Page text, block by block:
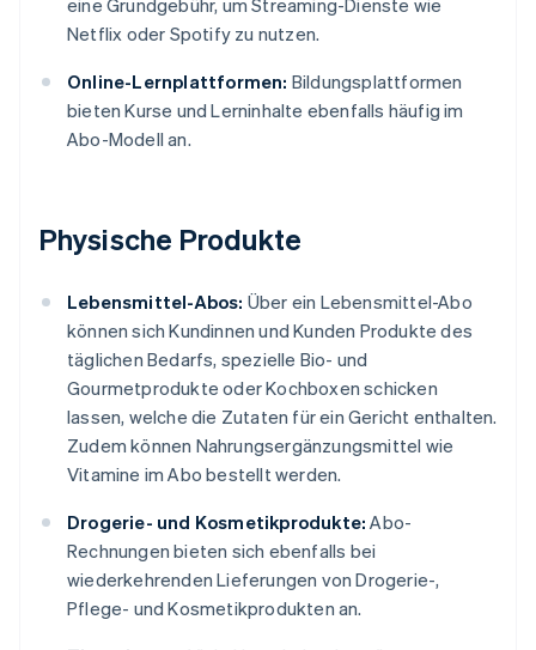
eine Grundgebühr, um Streaming-Dienste wie
Netflix oder Spotify zu nutzen.
Online-Lernplattformen: Bildungsplattformen
bieten Kurse und Lerninhalte ebenfalls häufig im
Abo-Modell an.
Physische Produkte
Lebensmittel-Abos: Über ein Lebensmittel-Abo
können sich Kundinnen und Kunden Produkte des
täglichen Bedarfs, spezielle Bio- und
Gourmetprodukte oder Kochboxen schicken
lassen, welche die Zutaten für ein Gericht enthalten.
Zudem können Nahrungsergänzungsmittel wie
Vitamine im Abo bestellt werden.
Drogerie- und Kosmetikprodukte: Abo-
Rechnungen bieten sich ebenfalls bei
wiederkehrenden Lieferungen von Drogerie-,
Pflege- und Kosmetikprodukten an.